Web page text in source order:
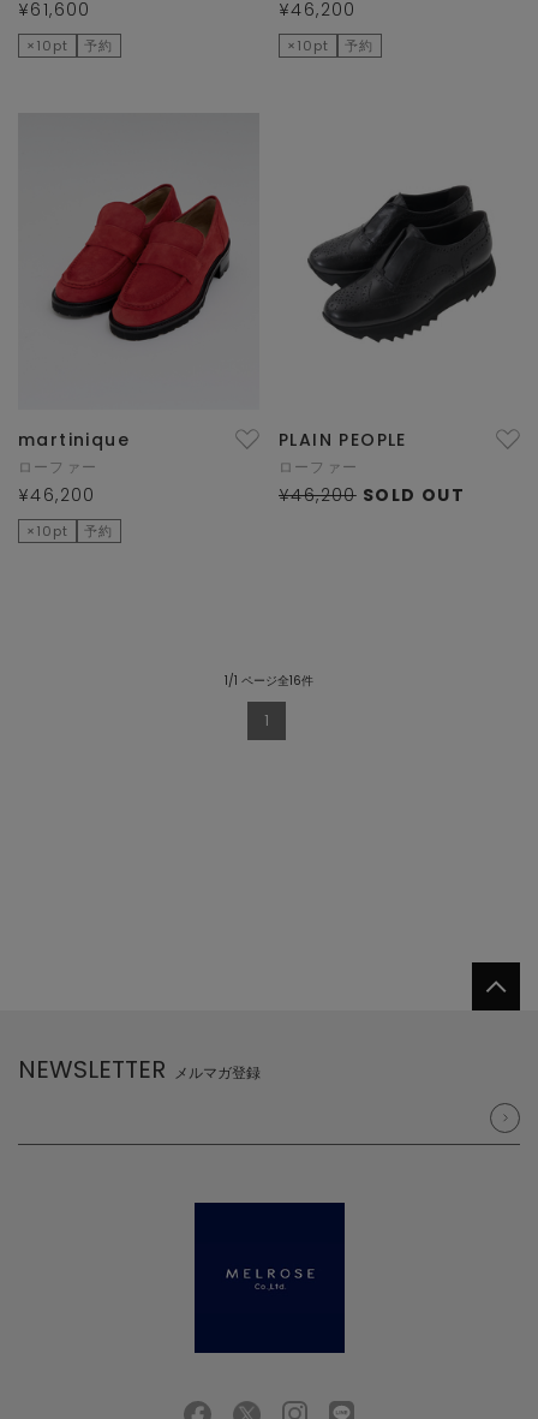
¥61,600
×10pt 予約
¥46,200
×10pt 予約
martinique
ローファー
¥46,200
×10pt 予約
PLAIN PEOPLE
ローファー
¥46,200 SOLD OUT
1/1 ページ全16件
1
NEWSLETTER メルマガ登録